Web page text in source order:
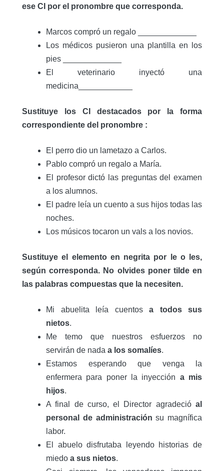
ese CI por el pronombre que corresponda.
Marcos compró un regalo _____________
Los médicos pusieron una plantilla en los
pies _____________
El veterinario inyectó una
medicina____________
Sustituye los CI destacados por la forma
correspondiente del pronombre :
El perro dio un lametazo a Carlos.
Pablo compró un regalo a María.
El profesor dictó las preguntas del examen
a los alumnos.
El padre leía un cuento a sus hijos todas las
noches.
Los músicos tocaron un vals a los novios.
Sustituye el elemento en negrita por le o les,
según corresponda. No olvides poner tilde en
las palabras compuestas que la necesiten.
Mi abuelita leía cuentos a todos sus
nietos.
Me temo que nuestros esfuerzos no
servirán de nada a los somalíes.
Estamos esperando que venga la
enfermera para poner la inyección a mis
hijos.
A final de curso, el Director agradeció al
personal de administraciónsu magnífica
labor.
El abuelo disfrutaba leyendo historias de
miedo a sus nietos.